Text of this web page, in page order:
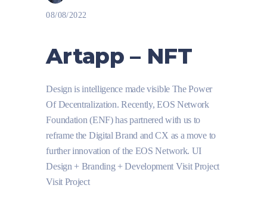
08/08/2022
Artapp – NFT
Design is intelligence made visible The Power
Of Decentralization. Recently, EOS Network
Foundation (ENF) has partnered with us to
reframe the Digital Brand and CX as a move to
further innovation of the EOS Network. UI
Design + Branding + Development Visit Project
Visit Project